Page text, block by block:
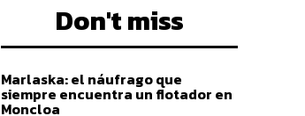
Don't miss
Marlaska: el náufrago que
siempre encuentra un flotador en
Moncloa